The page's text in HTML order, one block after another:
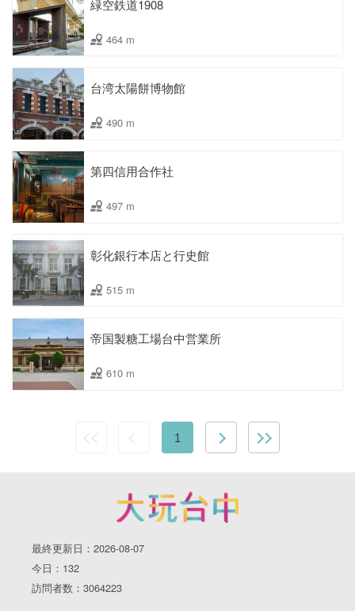
緑空鉄道1908
464 m
台湾太陽餅博物館
490 m
第四信用合作社
497 m
彰化銀行本店と行史館
515 m
帝国製糖工場台中営業所
610 m
1
最終更新日：2026-08-07
今日：132
訪問者数：3064223